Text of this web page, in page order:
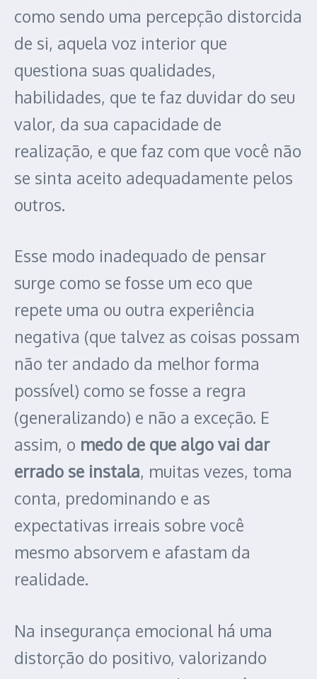
como sendo uma percepção distorcida
de si, aquela voz interior que
questiona suas qualidades,
habilidades, que te faz duvidar do seu
valor, da sua capacidade de
realização, e que faz com que você não
se sinta aceito adequadamente pelos
outros.
Esse modo inadequado de pensar
surge como se fosse um eco que
repete uma ou outra experiência
negativa (que talvez as coisas possam
não ter andado da melhor forma
possível) como se fosse a regra
(generalizando) e não a exceção. E
assim, o medo de que algo vai dar
errado se instala, muitas vezes, toma
conta, predominando e as
expectativas irreais sobre você
mesmo absorvem e afastam da
realidade.
Na insegurança emocional há uma
distorção do positivo, valorizando